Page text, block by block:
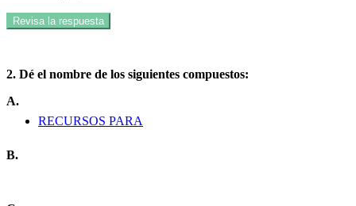
RECURSOS PARA
Revisa la respuesta
2. Dé el nombre de los siguientes compuestos:
A.
B.